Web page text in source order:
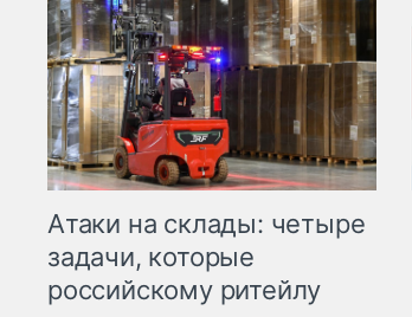
Атаки на склады: четыре
задачи, которые
российскому ритейлу